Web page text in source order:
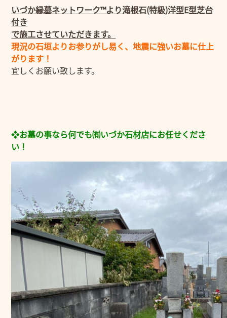
いづか縁墓ネットワーク™より滝根石(特級)洋型E型芝台
付き
で施工させていただきます。
現況の石垣よりお参りがし易く、地震に強いお墓に仕上
がります！
宜しくお願い致します。
❖お墓の事なら何でも㈲いづか石材店にお任せくださ
い！